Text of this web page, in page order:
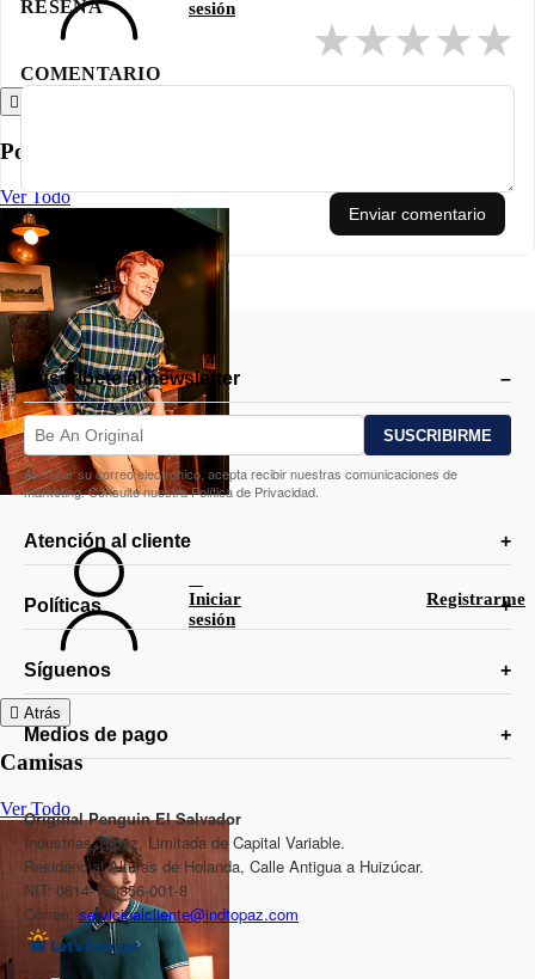
sesión
Polos
Ver Todo
Iniciar
sesión
Registrarme
Atrás
Camisas
Ver Todo
RESEÑA
★
★
★
★
★
COMENTARIO
Enviar comentario
Suscríbete al newsletter
Al enviar su correo electrónico, acepta recibir nuestras comunicaciones de
marketing. Consulte nuestra Política de Privacidad.
Atención al cliente
Políticas
Síguenos
Medios de pago
Original Penguin El Salvador
Industrias Topaz, Limitada de Capital Variable.
Residencial Alturas de Holanda, Calle Antigua a Huizúcar.
NIT: 0614-150356-001-8
Correo: servicioalcliente@indtopaz.com